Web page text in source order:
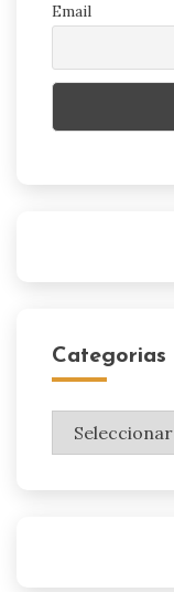
Email
Categorias
Categorias